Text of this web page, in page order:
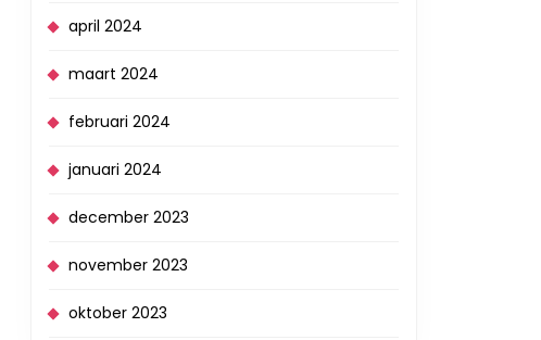
april 2024
maart 2024
februari 2024
januari 2024
december 2023
november 2023
oktober 2023